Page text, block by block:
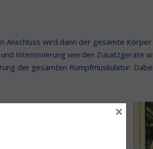
Anschluss wird dann der gesamte
Intensivierung werden Zusatzgeräte
der gesamten Rumpfmuskulatur.
×